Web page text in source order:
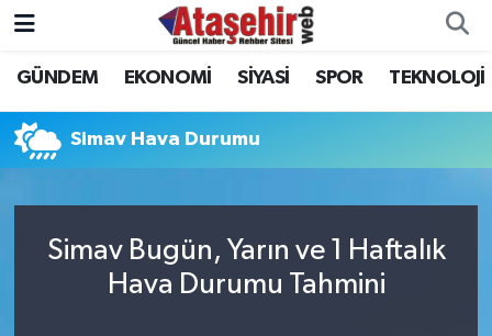
GÜNDEM EKONOMİ SİYASİ SPOR TEKNOLOJİ
Simav Hava Durumu
Simav Bugün, Yarın ve 1 Haftalık
Hava Durumu Tahmini
Hava Durumu
Trafik Durumu
Tüm Manşetler